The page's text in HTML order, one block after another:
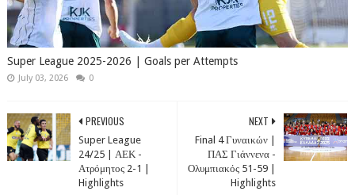
Super League 2025-2026 | Goals per Attempts
July 03, 2026 0
NEXT
Final 4 Γυναικών |
ΠΑΣ Γιάννενα -
Ολυμπιακός 51-59 |
Highlights
PREVIOUS
Super League
24/25 | ΑΕΚ -
Ατρόμητος 2-1 |
Highlights